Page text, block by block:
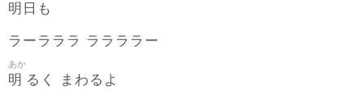
明日 も
ラーラララ ララララー
明
あか
るく まわるよ